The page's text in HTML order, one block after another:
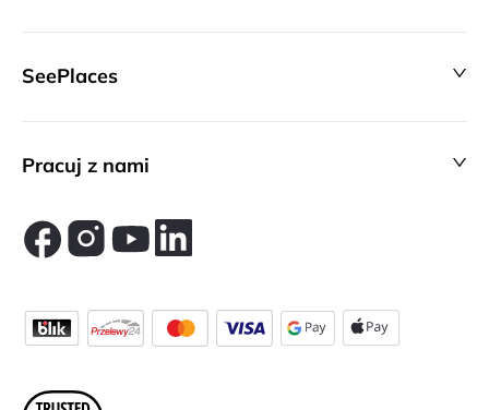
SeePlaces
Pracuj z nami